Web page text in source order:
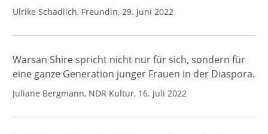
Ulrike Schädlich, Freundin, 29. Juni 2022
Warsan Shire spricht nicht nur für sich, sondern für
eine ganze Generation junger Frauen in der Diaspora.
Juliane Bergmann, NDR Kultur, 16. Juli 2022